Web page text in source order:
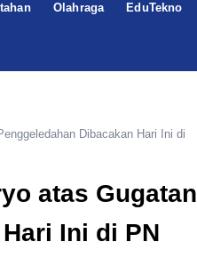
Olahraga EduTekno
Dibacakan Hari Ini di
atas Gugatan
Ini di PN